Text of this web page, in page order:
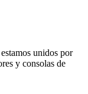
unidos por
y consolas de